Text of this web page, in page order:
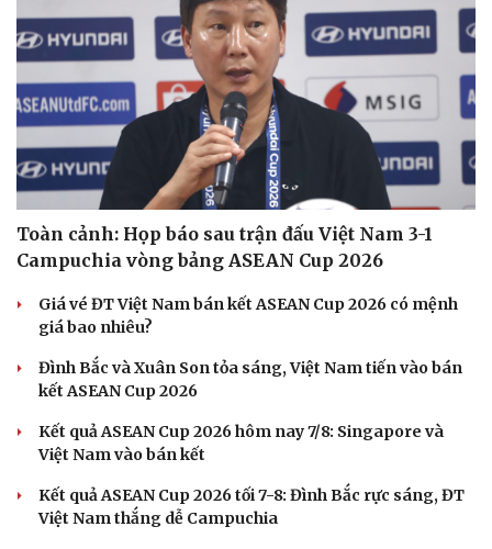
Toàn cảnh: Họp báo sau trận đấu Việt Nam 3-1
Campuchia vòng bảng ASEAN Cup 2026
Giá vé ĐT Việt Nam bán kết ASEAN Cup 2026 có mệnh
giá bao nhiêu?
Đình Bắc và Xuân Son tỏa sáng, Việt Nam tiến vào bán
kết ASEAN Cup 2026
Kết quả ASEAN Cup 2026 hôm nay 7/8: Singapore và
Việt Nam vào bán kết
Kết quả ASEAN Cup 2026 tối 7-8: Đình Bắc rực sáng, ĐT
Việt Nam thắng dễ Campuchia